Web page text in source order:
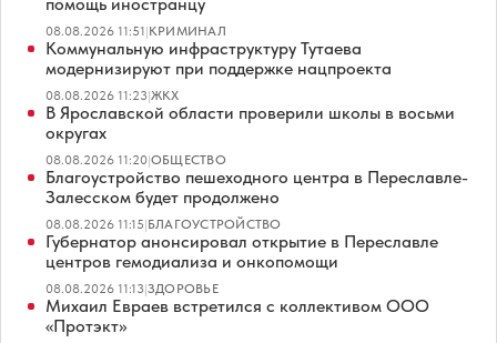
08.08.2026 11:51|КРИМИНАЛ
Коммунальную инфраструктуру Тутаева
модернизируют при поддержке нацпроекта
08.08.2026 11:23|ЖКХ
В Ярославской области проверили школы в восьми
округах
08.08.2026 11:20|ОБЩЕСТВО
Благоустройство пешеходного центра в Переславле-
Залесском будет продолжено
08.08.2026 11:15|БЛАГОУСТРОЙСТВО
Губернатор анонсировал открытие в Переславле
центров гемодиализа и онкопомощи
08.08.2026 11:13|ЗДОРОВЬЕ
Михаил Евраев встретился с коллективом ООО
«Протэкт»